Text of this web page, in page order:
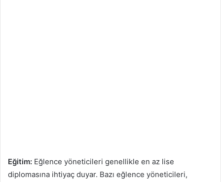
Eğitim: Eğlence yöneticileri genellikle en az lise
diplomasına ihtiyaç duyar. Bazı eğlence yöneticileri,